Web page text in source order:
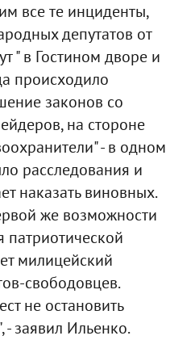
все те инциденты,
депутатов от
" в Гостином дворе и
происходило
законов со
на стороне
- в одном
расследования и
наказать виновных.
же возможности
патриотической
милицейский
свободовцев.
не остановить
заявил Ильенко.